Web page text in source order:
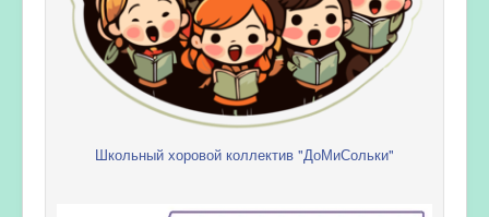
Школьный хоровой коллектив "ДоМиСольки"